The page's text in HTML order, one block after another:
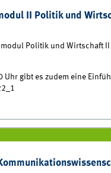
II Politik und
Politik und Wirtschaft
Uhr gibt es zudem eine